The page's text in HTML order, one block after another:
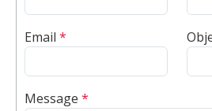
Email *
Message *